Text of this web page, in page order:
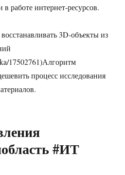
работе интернет-ресурсов.
3D-объекты из
17502761)Алгоритм
процесс исследования
#ИТ